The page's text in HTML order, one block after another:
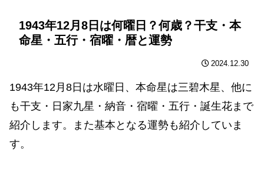
1943年12月8日は何曜日？何歳？干支・本
命星・五行・宿曜・暦と運勢
2024.12.30
1943年12月8日は水曜日、本命星は三碧木星、他に
も干支・日家九星・納音・宿曜・五行・誕生花まで
紹介します。また基本となる運勢も紹介していま
す。